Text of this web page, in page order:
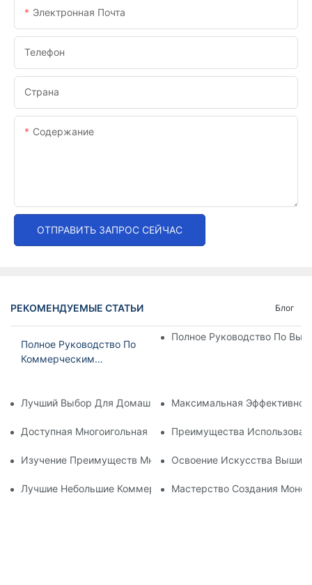
Электронная Почта
Телефон
Страна
Содержание
ОТПРАВИТЬ ЗАПРОС СЕЙЧАС
РЕКОМЕНДУЕМЫЕ СТАТЬИ Блог
Полное Руководство По
Коммерческим
Полное Руководство По
Лучший Выбор Для Домашней Вышивки: Лучшая
Максимальная
Доступная Многоигольная Вышивальная Машина:
Преимущества
Изучение Преимуществ Многоигольной Вышивальной
Освоение Искусства
Лучшие Небольшие Коммерческие Вышивальные Машины
Мастерство Создания